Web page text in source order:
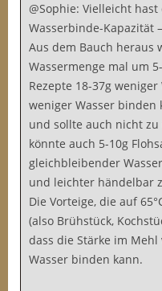
@Sophie: Vielleicht
Wasserbinde-Kapazität
Aus dem Bauch heraus
Wassermenge mal um
Rezepte 18-37g
weniger Wasser binden
und sollte auch nicht
könnte auch 5-10g
gleichbleibender
und leichter händelbar
Die Vorteige, die auf
(also Brühstück,
dass die Stärke im
Wasser binden kann.